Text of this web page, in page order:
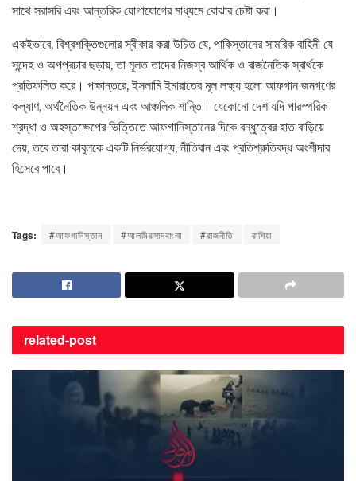
সাথে সরাসরি এবং আন্তরিক যোগাযোগের মাধ্যমে বোঝার চেষ্টা করা।
একইভাবে, বিশ্বশক্তিগুলোর স্বীকার করা উচিত যে, পাকিস্তানের সামরিক বাহিনী যে
সন্দেহ ও অপপ্রচার ছড়ায়, তা মূলত তাদের নিজস্ব আর্থিক ও রাজনৈতিক স্বার্থকে
প্রতিফলিত করে। পক্ষান্তরে, ইসলামি ইমারাতের মূল লক্ষ্য হলো আফগান জনগণের
কল্যাণ, অর্থনৈতিক উন্নয়ন এবং আঞ্চলিক শান্তি। যেকোনো দেশ যদি পারস্পরিক
শ্রদ্ধা ও অহস্তক্ষেপের ভিত্তিতে আফগানিস্তানের দিকে বন্ধুত্বের হাত বাড়িয়ে
দেয়, তবে তারা কাবুলকে একটি নির্ভরযোগ্য, নীতিবান এবং প্রতিশ্রুতিবদ্ধ অংশীদার
হিসেবে পাবে।
Tags: #আফগানিস্তান #আলমিরসাদবাংলা #রাজনীতি রাশিয়া
related-post